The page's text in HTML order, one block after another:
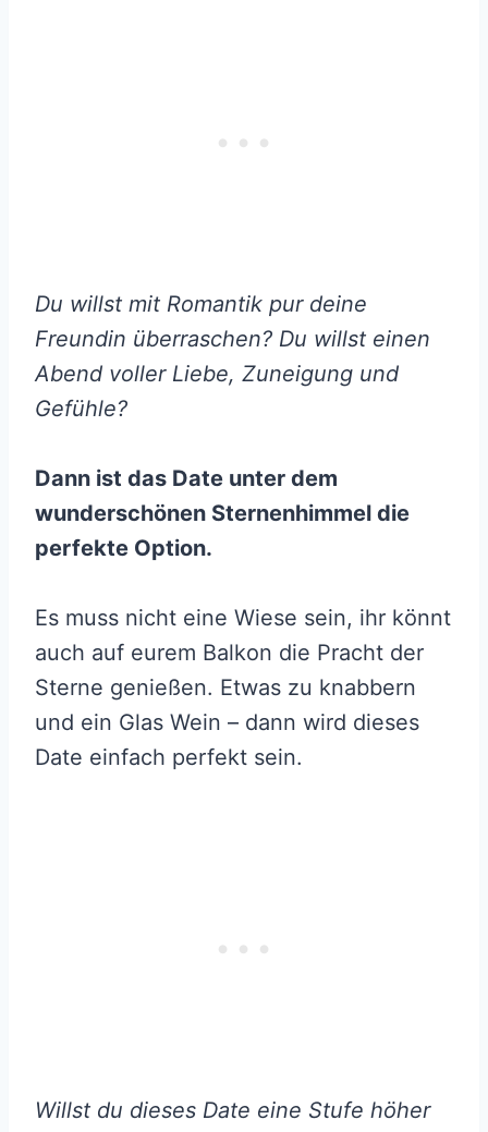
Du willst mit Romantik pur deine
Freundin überraschen? Du willst einen
Abend voller Liebe, Zuneigung und
Gefühle?
Dann ist das Date unter dem
wunderschönen Sternenhimmel die
perfekte Option.
Es muss nicht eine Wiese sein, ihr könnt
auch auf eurem Balkon die Pracht der
Sterne genießen. Etwas zu knabbern
und ein Glas Wein – dann wird dieses
Date einfach perfekt sein.
Willst du dieses Date eine Stufe höher